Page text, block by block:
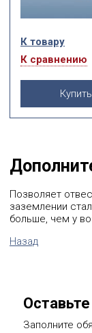
К товару
К сравнению
Купить
Позволяет
заземлении
больше, чем у
Назад
Заполните